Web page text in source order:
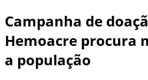
Campanha de
Hemoacre procura
a população